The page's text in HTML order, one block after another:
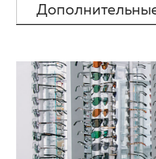
Партнерам
Закупки
Клуб
Детская
Оптика
очков и